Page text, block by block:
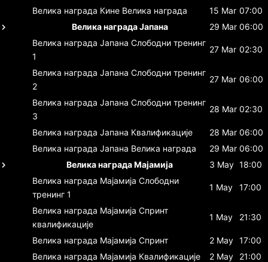
Велика награда Кине Велика награда 15 Mar 07:00
Велика награда Јапана
29 Mar 06:00
Велика награда Јапана Слободни тренинг
1
27 Mar 02:30
Велика награда Јапана Слободни тренинг
2
27 Mar 06:00
Велика награда Јапана Слободни тренинг
3
28 Mar 02:30
Велика награда Јапана Квалификације 28 Mar 06:00
Велика награда Јапана Велика награда 29 Mar 06:00
Велика награда Мајамија
3 May 18:00
Велика награда Мајамија Слободни
тренинг 1
1 May 17:00
Велика награда Мајамија Спринт
квалификације
1 May 21:30
Велика награда Мајамија Спринт 2 May 17:00
Велика награда Мајамија Квалификације 2 May
21:00